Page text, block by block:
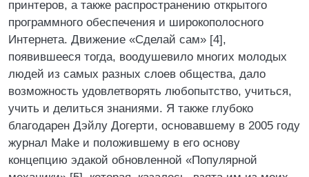
принтеров, а также распространению открытого
программного обеспечения и широкополосного
Интернета. Движение «Сделай сам» [4],
появившееся тогда, воодушевило многих молодых
людей из самых разных слоев общества, дало
возможность удовлетворять любопытство, учиться,
учить и делиться знаниями. Я также глубоко
благодарен Дэйлу Догерти, основавшему в 2005 году
журнал Make и положившему в его основу
концепцию эдакой обновленной «Популярной